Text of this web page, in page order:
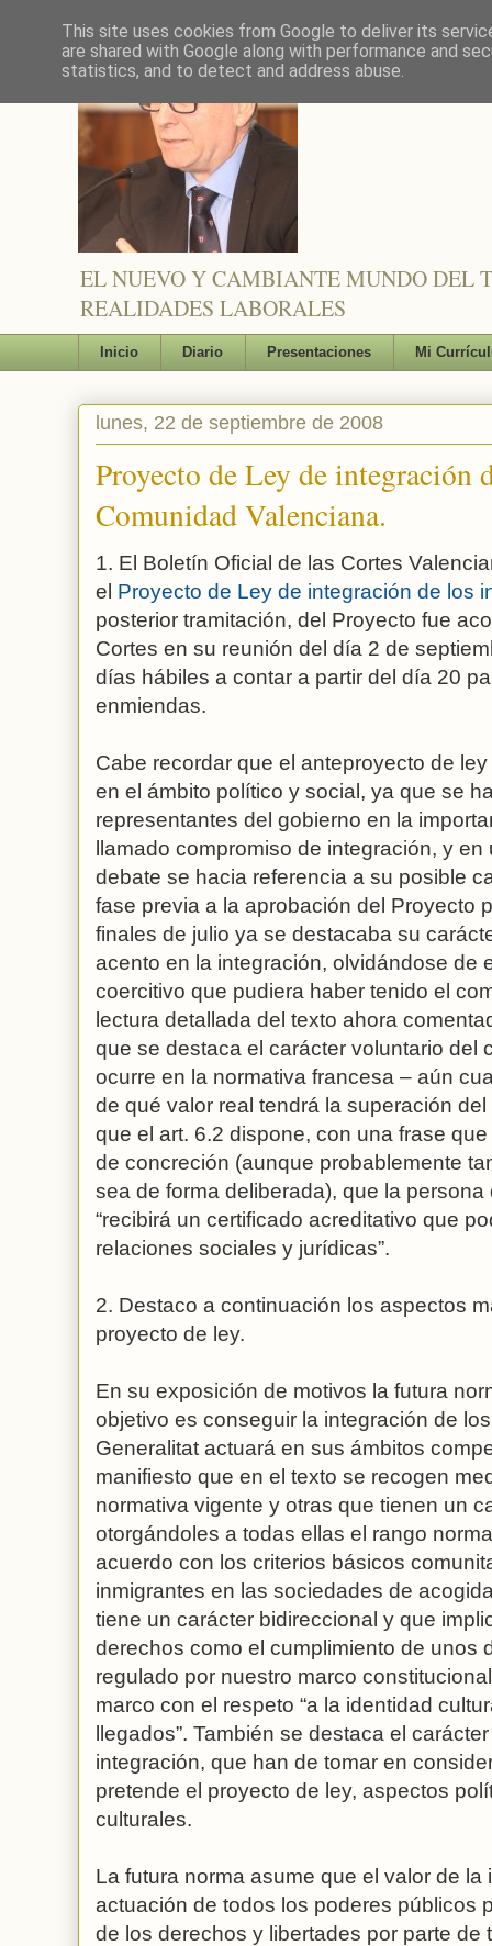
EL NUEVO Y CAMBIANTE MUNDO DEL
REALIDADES LABORALES
Inicio Diario Presentaciones Mi
lunes, 22 de septiembre de 2008
Proyecto de Ley de integración
Comunidad Valenciana.
1. El Boletín Oficial de las Cortes
el Proyecto de Ley de integración de los
posterior tramitación, del Proyecto fue
Cortes en su reunión del día 2 de
días hábiles a contar a partir del día 20
enmiendas.
Cabe recordar que el anteproyecto de
en el ámbito político y social, ya que se
representantes del gobierno en la
llamado compromiso de integración, y
debate se hacia referencia a su posible
fase previa a la aprobación del Proyecto
finales de julio ya se destacaba su
acento en la integración, olvidándose de
coercitivo que pudiera haber tenido el
lectura detallada del texto ahora
que se destaca el carácter voluntario del
ocurre en la normativa francesa – aún
de qué valor real tendrá la superación
que el art. 6.2 dispone, con una frase
de concreción (aunque probablemente
sea de forma deliberada), que la
“recibirá un certificado acreditativo que
relaciones sociales y jurídicas”.
2. Destaco a continuación los aspectos
proyecto de ley.
En su exposición de motivos la futura
objetivo es conseguir la integración de
Generalitat actuará en sus ámbitos
manifiesto que en el texto se recogen
normativa vigente y otras que tienen un
otorgándoles a todas ellas el rango
acuerdo con los criterios básicos
inmigrantes en las sociedades de
tiene un carácter bidireccional y que
derechos como el cumplimiento de unos
regulado por nuestro marco
marco con el respeto “a la identidad
llegados”. También se destaca el
integración, que han de tomar en
pretende el proyecto de ley, aspectos
culturales.
La futura norma asume que el valor de
actuación de todos los poderes públicos
de los derechos y libertades por parte de
This site uses cookies from Google to deliver its
are shared with Google along with performance and
statistics, and to detect and address abuse.